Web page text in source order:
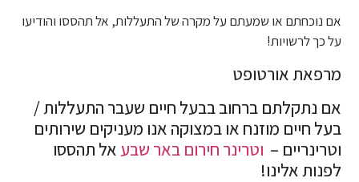
אם נוכחתם או שמעתם על מקרה של התעללות, אל תהססו והודיעו
על כך לרשויות!
מרפאת אורטופט
אם נתקלתם ברחוב בבעל חיים שעבר התעללות /
בעל חיים מוזנח או במצוקה אנו מעניקים שירותים
וטרינריים – וטרינר חירום באר שבע אל תהססו
לפנות אלינו!